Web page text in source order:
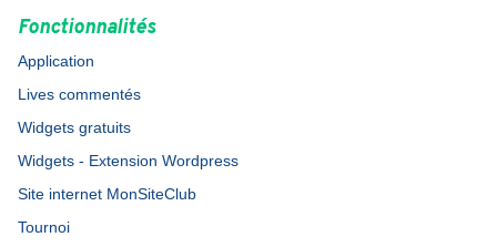
Fonctionnalités
Application
Lives commentés
Widgets gratuits
Widgets - Extension Wordpress
Site internet MonSiteClub
Tournoi